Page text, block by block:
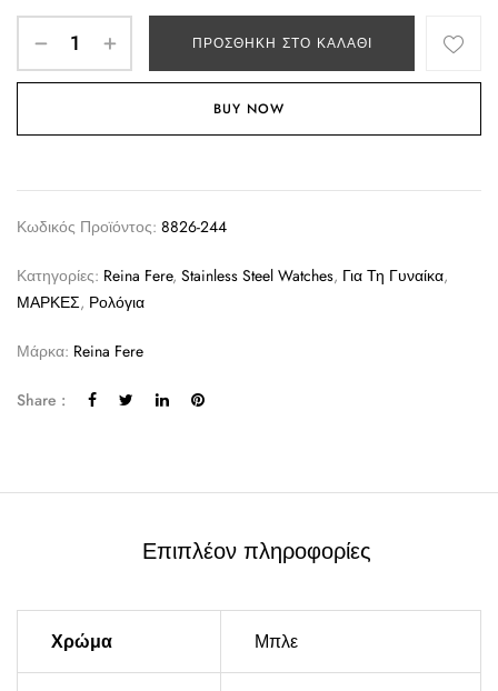
ΠΡΟΣΘΉΚΗ ΣΤΟ ΚΑΛΆΘΙ
BUY NOW
Κωδικός Προϊόντος: 8826-244
Κατηγορίες: Reina Fere, Stainless Steel Watches, Για Τη Γυναίκα,
ΜΑΡΚΕΣ, Ρολόγια
Μάρκα: Reina Fere
Share :
Επιπλέον πληροφορίες
Χρώμα Μπλε